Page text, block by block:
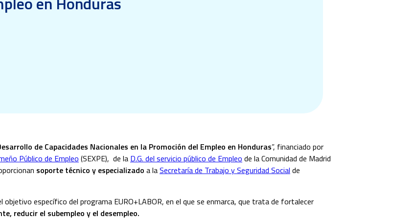
de Capacidades Nacionales en la Promoción del Empleo en Honduras”, financiado por
Público de Empleo (SEXPE), de la D.G. del servicio público de Empleo de la Comunidad de Madrid
soporte técnico y especializado a laSecretaría de Trabajo y Seguridad Social de
específico del programa EURO+LABOR, en el que se enmarca, que trata de fortalecer
reducir el subempleo y el desempleo.